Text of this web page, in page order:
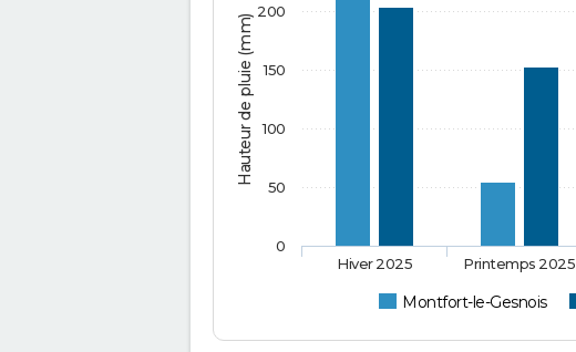
Hauteur de pluie (mm)
Montfort-le-Gesnois
Hiver 2025 Printemps 2025
0
50
100
150
200